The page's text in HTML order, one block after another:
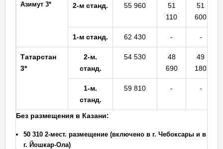
Азимут 3* 2-м станд. 55 960
51
110
51
600
1-м станд. 62 430 - -
Татарстан
3*
2-м.
станд.
54 530
48
690
49
180
1-м.
станд.
59 810 - -
Без размещения в Казани:
50 310 2-мест. размещение (включено в г. Чебоксары и в
г. Йошкар-Ола)